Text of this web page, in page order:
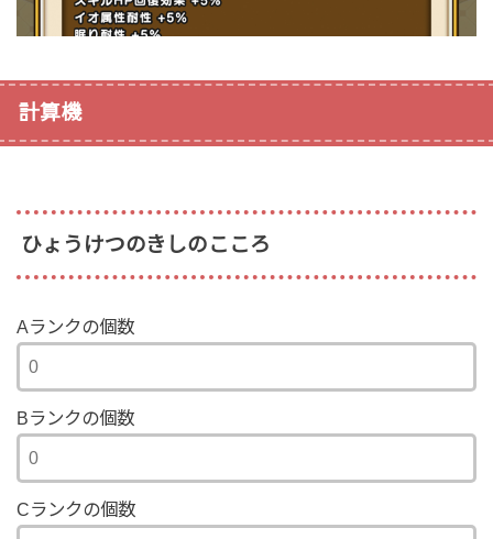
計算機
ひょうけつのきしのこころ
Aランクの個数
Bランクの個数
Cランクの個数